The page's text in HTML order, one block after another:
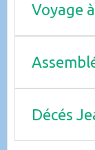
Voyage
Décés